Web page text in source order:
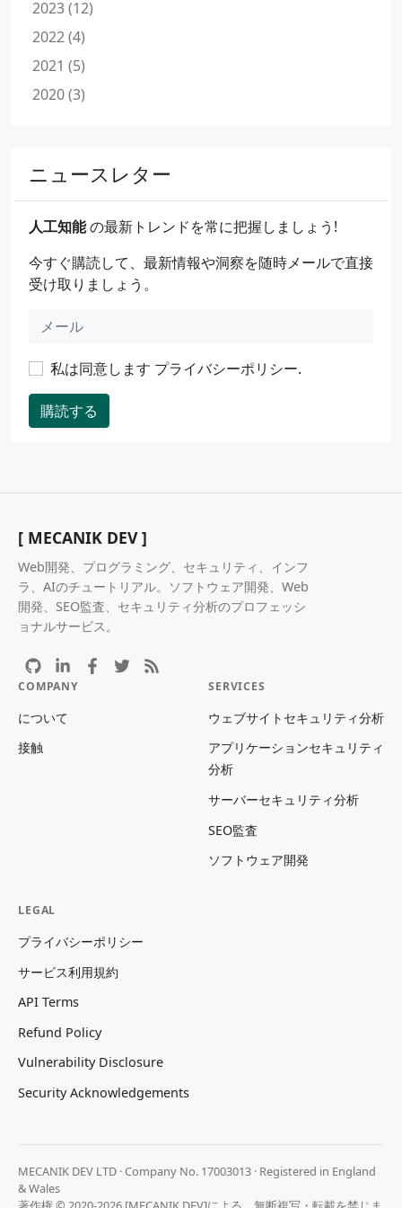
2023 (12)
2022 (4)
2021 (5)
2020 (3)
ニュースレター
人工知能の最新トレンドを常に把握しましょう!
今すぐ購読して、最新情報や洞察を随時メールで直接
受け取りましょう。
私は同意します プライバシーポリシー.
購読する
[ MECANIK DEV ]
Web開発、プログラミング、セキュリティ、インフ
ラ、AIのチュートリアル。ソフトウェア開発、Web
開発、SEO監査、セキュリティ分析のプロフェッシ
ョナルサービス。
COMPANY
について
接触
SERVICES
ウェブサイトセキュリティ分析
アプリケーションセキュリティ
分析
サーバーセキュリティ分析
SEO監査
ソフトウェア開発
LEGAL
プライバシーポリシー
サービス利用規約
API Terms
Refund Policy
Vulnerability Disclosure
Security Acknowledgements
MECANIK DEV LTD · Company No. 17003013 · Registered in England
& Wales